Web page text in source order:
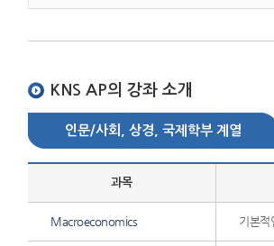
KNS AP의 강좌 소개
인문/사회, 상경, 국제학부 계열
과목
Macroeconomics 기본적